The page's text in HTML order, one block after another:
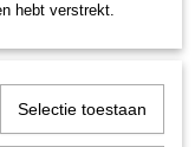
hebt verstrekt.
Selectie toestaan